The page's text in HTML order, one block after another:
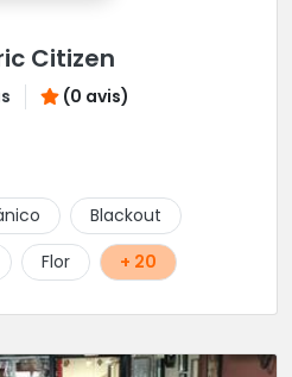
Citizen
(0 avis)
Blackout
Flor + 20